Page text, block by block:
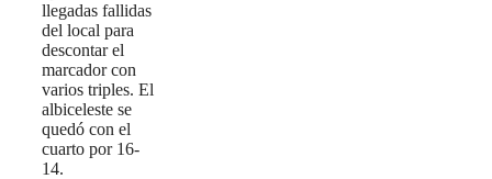
llegadas fallidas
del local para
descontar el
marcador con
varios triples. El
albiceleste se
quedó con el
cuarto por 16-
14.